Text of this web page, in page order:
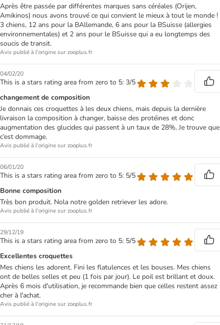
Après être passée par différentes marques sans céréales (Orijen,
Amikinos) nous avons trouvé ce qui convient le mieux à tout le monde !
3 chiens, 12 ans pour la BAllemande, 6 ans pour la BSuisse (allergies
environnementales) et 2 ans pour le BSuisse qui a eu longtemps des
soucis de transit.
Avis publié à l'origine sur zooplus.fr
04/02/20
This is a stars rating area from zero to 5: 3/5
changement de composition
Je donnais ces croquettes à les deux chiens, mais depuis la dernière
livraison la composition à changer, baisse des protéines et donc
augmentation des glucides qui passent à un taux de 28%, Je trouve que
c’est dommage.
Avis publié à l'origine sur zooplus.fr
06/01/20
This is a stars rating area from zero to 5: 5/5
Bonne composition
Très bon produit. Nola notre golden retriever les adore.
Avis publié à l'origine sur zooplus.fr
29/12/19
This is a stars rating area from zero to 5: 5/5
Excellentes croquettes
Mes chiens les adorent. Fini les flatulences et les bouses. Mes chiens
ont de belles selles et peu (1 fois par jour). Le poil est brillant et doux.
Après 6 mois d'utilisation, je recommande bien que celles restent assez
cher à l'achat.
Avis publié à l'origine sur zooplus.fr